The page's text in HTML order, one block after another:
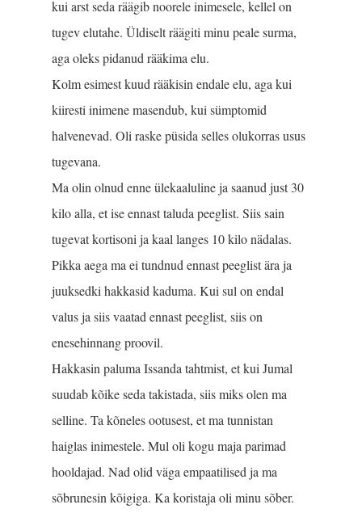
kui arst seda räägib noorele inimesele, kellel on
tugev elutahe. Üldiselt räägiti minu peale surma,
aga oleks pidanud rääkima elu.
Kolm esimest kuud rääkisin endale elu, aga kui
kiiresti inimene masendub, kui sümptomid
halvenevad. Oli raske püsida selles olukorras usus
tugevana.
Ma olin olnud enne ülekaaluline ja saanud just 30
kilo alla, et ise ennast taluda peeglist. Siis sain
tugevat kortisoni ja kaal langes 10 kilo nädalas.
Pikka aega ma ei tundnud ennast peeglist ära ja
juuksedki hakkasid kaduma. Kui sul on endal
valus ja siis vaatad ennast peeglist, siis on
enesehinnang proovil.
Hakkasin paluma Issanda tahtmist, et kui Jumal
suudab kõike seda takistada, siis miks olen ma
selline. Ta kõneles ootusest, et ma tunnistan
haiglas inimestele. Mul oli kogu maja parimad
hooldajad. Nad olid väga empaatilised ja ma
sõbrunesin kõigiga. Ka koristaja oli minu sõber.